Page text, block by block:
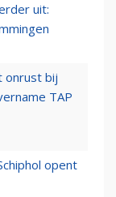
uit:
onrust bij
TAP
opent